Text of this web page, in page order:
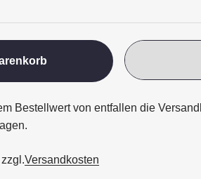
Bestellwert von entfallen die
Versandkosten